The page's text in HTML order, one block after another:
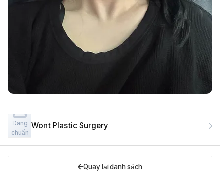
Đang
chuẩn
Wont Plastic Surgery
Quay lại danh sách